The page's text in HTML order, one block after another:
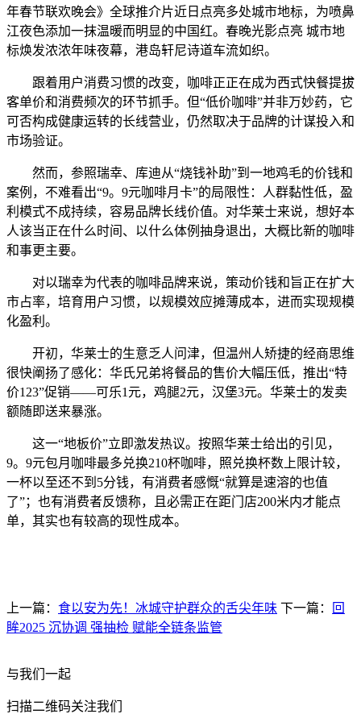
年春节联欢晚会》全球推介片近日点亮多处城市地标，为喷鼻
江夜色添加一抹温暖而明显的中国红。春晚光影点亮 城市地
标焕发浓浓年味夜幕，港岛轩尼诗道车流如织。
跟着用户消费习惯的改变，咖啡正正在成为西式快餐提拔
客单价和消费频次的环节抓手。但“低价咖啡”并非万妙药，它
可否构成健康运转的长线营业，仍然取决于品牌的计谋投入和
市场验证。
然而，参照瑞幸、库迪从“烧钱补助”到一地鸡毛的价钱和
案例，不难看出“9。9元咖啡月卡”的局限性：人群黏性低，盈
利模式不成持续，容易品牌长线价值。对华莱士来说，想好本
人该当正在什么时间、以什么体例抽身退出，大概比新的咖啡
和事更主要。
对以瑞幸为代表的咖啡品牌来说，策动价钱和旨正在扩大
市占率，培育用户习惯，以规模效应摊薄成本，进而实现规模
化盈利。
开初，华莱士的生意乏人问津，但温州人矫捷的经商思维
很快阐扬了感化：华氏兄弟将餐品的售价大幅压低，推出“特
价123”促销——可乐1元，鸡腿2元，汉堡3元。华莱士的发卖
额随即送来暴涨。
这一“地板价”立即激发热议。按照华莱士给出的引见，
9。9元包月咖啡最多兑换210杯咖啡，照兑换杯数上限计较，
一杯以至还不到5分钱，有消费者感慨“就算是速溶的也值
了”；也有消费者反馈称，且必需正在距门店200米内才能点
单，其实也有较高的现性成本。
上一篇： 食以安为先！冰城守护群众的舌尖年味 下一篇：
回
眸2025 沉协调 强抽检 赋能全链条监管
与我们一起
扫描二维码关注我们